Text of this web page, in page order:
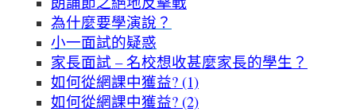
為什麼要學演說？
小一面試的疑惑
家長面試 – 名校想收甚麼家長的學生？
如何從網課中獲益? (1)
如何從網課中獲益? (2)